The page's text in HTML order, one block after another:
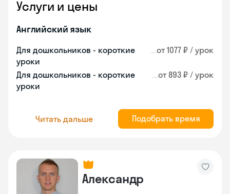
Услуги и цены
Английский язык
Для дошкольников - короткие
уроки
от 1077 ₽ / урок
Для дошкольников - короткие
уроки
от 893 ₽ / урок
Читать дальше Подобрать время
Александр